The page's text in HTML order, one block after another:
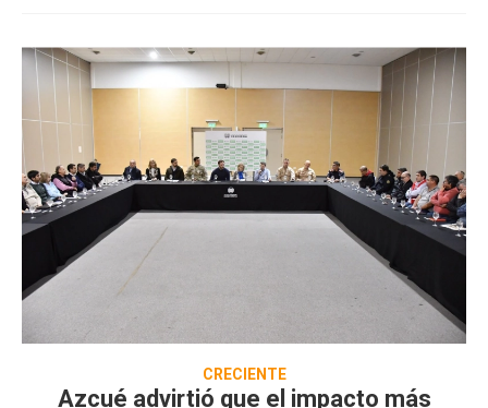
CRECIENTE
Azcué advirtió que el impacto más